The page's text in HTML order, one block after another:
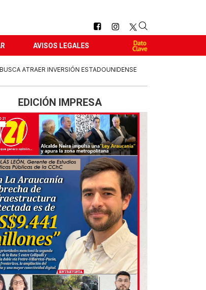
AVISOS LEGALES
ATRAER INVERSIÓN ESTADOUNIDENSE
EDICIÓN IMPRESA